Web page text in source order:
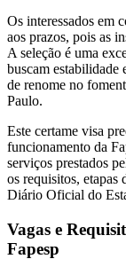
Os interessados em
aos prazos, pois as
A seleção é uma
buscam estabilidade
de renome no
Paulo.
Este certame visa
funcionamento da
serviços prestados
os requisitos,
Diário Oficial do
Vagas e
Fapesp